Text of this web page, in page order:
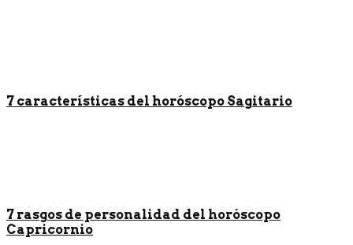
7 características del horóscopo Sagitario
7 rasgos de personalidad del horóscopo
Capricornio